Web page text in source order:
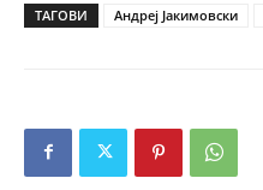
ТАГОВИ Андреј Јакимовски